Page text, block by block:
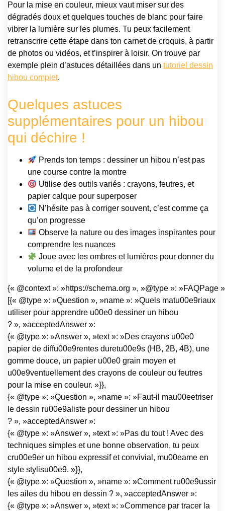
Pour la mise en couleur, mieux vaut miser sur des
dégradés doux et quelques touches de blanc pour faire
vibrer la lumière sur les plumes. Tu peux facilement
retranscrire cette étape dans ton carnet de croquis, à partir
de photos ou vidéos, et t’inspirer à loisir. On trouve par
exemple plein d’astuces détaillées dans un tutoriel dessin
hibou complet.
Quelques astuces
supplémentaires pour un hibou
qui déchire !
Prends ton temps : dessiner un hibou n’est pas
une course contre la montre
Utilise des outils variés : crayons, feutres, et
papier calque pour superposer
N’hésite pas à corriger souvent, c’est comme ça
qu’on progresse
Observe la nature ou des images inspirantes pour
comprendre les nuances
Joue avec les ombres et lumières pour donner du
volume et de la profondeur
{« @context »: »https://schema.org », »@type »: »FAQPage
[{« @type »: »Question », »name »: »Quels matu00e9riaux
utiliser pour apprendre u00e0 dessiner un hibou
? », »acceptedAnswer »:
{« @type »: »Answer », »text »: »Des crayons u00e0
papier de diffu00e9rentes duretu00e9s (HB, 2B, 4B), une
gomme douce, un papier u00e0 grain moyen et
u00e9ventuellement des crayons de couleur ou feutres
pour la mise en couleur. »}},
{« @type »: »Question », »name »: »Faut-il mau00eetriser
le dessin ru00e9aliste pour dessiner un hibou
? », »acceptedAnswer »:
{« @type »: »Answer », »text »: »Pas du tout ! Avec des
techniques simples et une bonne observation, tu peux
cru00e9er un hibou expressif et convivial, mu00eame en
style stylisu00e9. »}},
{« @type »: »Question », »name »: »Comment ru00e9ussir
les ailes du hibou en dessin ? », »acceptedAnswer »:
{« @type »: »Answer », »text »: »Commence par tracer la